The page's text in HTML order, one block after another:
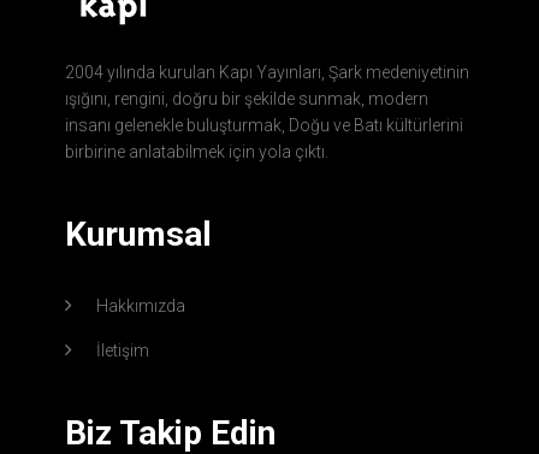
2004 yılında kurulan Kapı Yayınları, Şark medeniyetinin
ışığını, rengini, doğru bir şekilde sunmak, modern
insanı gelenekle buluşturmak, Doğu ve Batı kültürlerini
birbirine anlatabilmek için yola çıktı.
Kurumsal
Hakkımızda
İletişim
Biz Takip Edin